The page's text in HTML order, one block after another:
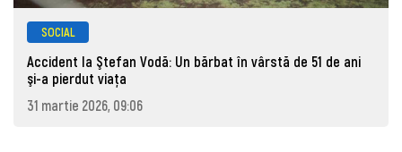
SOCIAL
Accident la Ştefan Vodă: Un bărbat în vârstă de 51 de ani
şi-a pierdut viaţa
31 martie 2026, 09:06